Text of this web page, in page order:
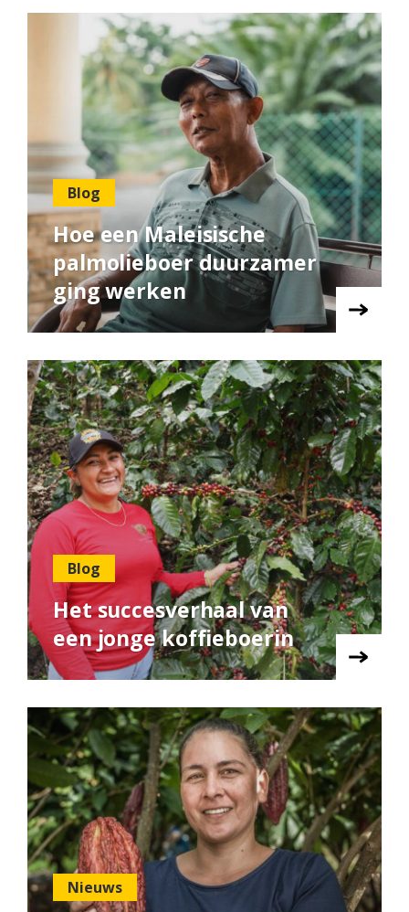
Blog
Hoe een Maleisische
palmolieboer duurzamer
ging werken
Blog
Het succesverhaal van
een jonge koffieboerin
Nieuws